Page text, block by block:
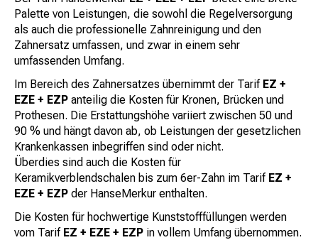
Palette von Leistungen, die sowohl die Regelversorgung
als auch die professionelle Zahnreinigung und den
Zahnersatz umfassen, und zwar in einem sehr
umfassenden Umfang.
Im Bereich des Zahnersatzes übernimmt der Tarif EZ +
EZE + EZP anteilig die Kosten für Kronen, Brücken und
Prothesen. Die Erstattungshöhe variiert zwischen 50 und
90 % und hängt davon ab, ob Leistungen der gesetzlichen
Krankenkassen inbegriffen sind oder nicht.
Überdies sind auch die Kosten für
Keramikverblendschalen bis zum 6er-Zahn im TarifEZ +
EZE + EZP der HanseMerkur enthalten.
Die Kosten für hochwertige Kunststofffüllungen werden
vom Tarif EZ + EZE + EZP in vollem Umfang übernommen.